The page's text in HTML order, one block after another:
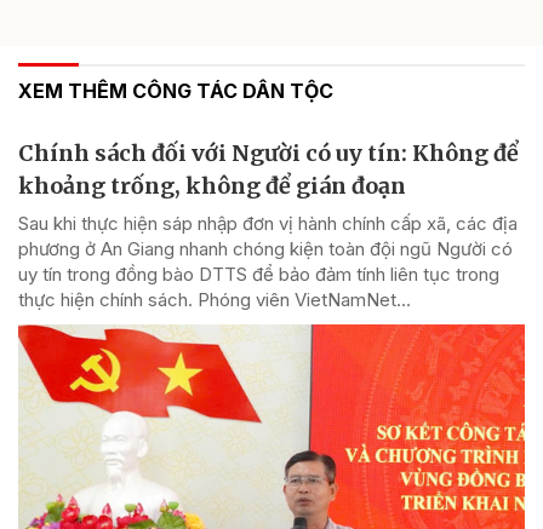
XEM THÊM CÔNG TÁC DÂN TỘC
Chính sách đối với Người có uy tín: Không để
khoảng trống, không để gián đoạn
Sau khi thực hiện sáp nhập đơn vị hành chính cấp xã, các địa
phương ở An Giang nhanh chóng kiện toàn đội ngũ Người có
uy tín trong đồng bào DTTS để bảo đảm tính liên tục trong
thực hiện chính sách. Phóng viên VietNamNet...